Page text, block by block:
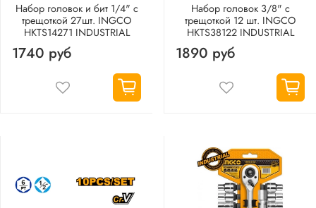
Набор головок и бит 1/4" с
трещоткой 27шт. INGCO
HKTS14271 INDUSTRIAL
1740 руб
Набор головок 3/8" с
трещоткой 12 шт. INGCO
HKTS38122 INDUSTRIAL
1890 руб